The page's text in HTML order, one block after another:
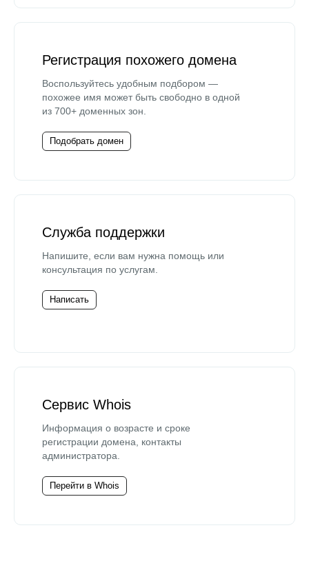
Регистрация похожего домена
Воспользуйтесь удобным подбором —
похожее имя может быть свободно в одной
из 700+ доменных зон.
Подобрать домен
Служба поддержки
Напишите, если вам нужна помощь или
консультация по услугам.
Написать
Сервис Whois
Информация о возрасте и сроке
регистрации домена, контакты
администратора.
Перейти в Whois